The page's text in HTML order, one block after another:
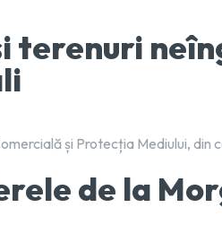
terenuri
și Protecția Mediului, din
de la